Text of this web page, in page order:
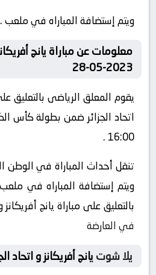
ويتم إستضافة المباراه في ملعب .
معلومات عن مباراة يانج
2023-05-28
يقوم المعلق الرياضى بالتعليق
اتحاد الجزائر ضمن بطولة كأس
16:00 .
تنقل أحداث المباراة في الوطن
ويتم إستضافة المباراه في
بالتعليق على مباراة يانج
في العارضة
يلا شوت يانج أفريكانز و اتحاد